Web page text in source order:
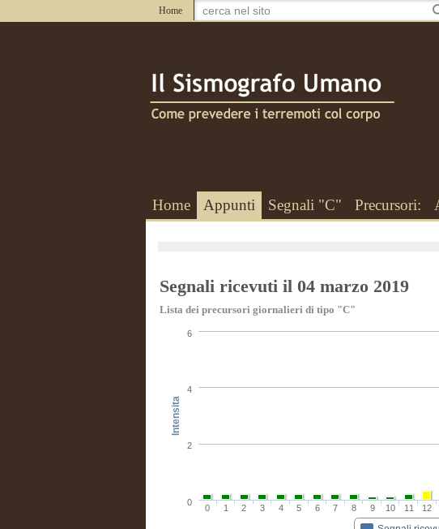
Home
Home Appunti Segnali "C" Precursori:
Segnali ricevuti il 04 marzo 2019
Lista dei precursori giornalieri di tipo "C"
Intensita
0 1 2 3 4 5 6 7 8 9 10 11 12
0
2
4
6